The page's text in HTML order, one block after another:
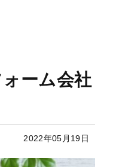
ーム会社
2022年05月19日